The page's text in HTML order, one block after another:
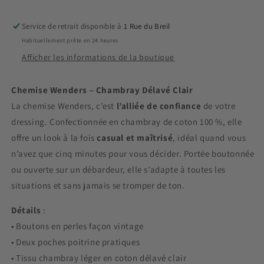
Service de retrait disponible à 1 Rue du Breil
Habituellement prête en 24 heures
Afficher les informations de la boutique
Chemise Wenders – Chambray Délavé Clair
La chemise Wenders, c’est l’alliéede confiance de votre
dressing. Confectionnée en chambray de coton 100 %, elle
offre un look à lafoiscasual et maîtrisé, idéal quand vous
n’avez que cinq minutes pourvous décider. Portée boutonnée
ou ouverte sur un débardeur, elle s’adapte àtoutes les
situations et sans jamais setromper deton.
Détails :
• Boutons en perlesfaçon vintage
• Deux poches poitrine pratiques
•Tissu chambray léger en coton délavé clair